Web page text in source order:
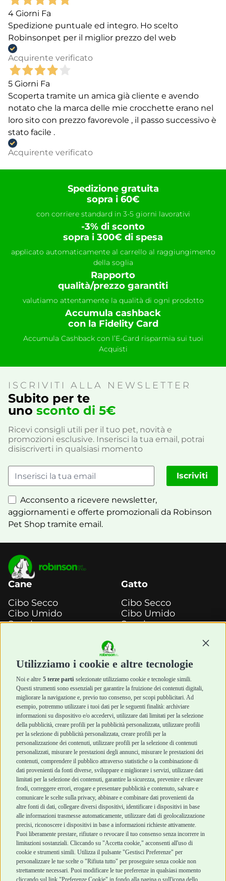
Utilizziamo i cookie e altre tecnologie
Noi e altre 5 terze parti selezionate utilizziamo cookie e tecnologie simili.
Questi strumenti sono essenziali per garantire la fruizione dei contenuti digitali,
migliorare la navigazione e, previo tuo consenso, per scopi pubblicitari. Ad
esempio, potremmo utilizzare i tuoi dati per le seguenti finalità: archiviare
informazioni su dispositivo e/o accedervi, utilizzare dati limitati per la selezione
della pubblicità, creare profili per la pubblicità personalizzata, utilizzare profili
per la selezione di pubblicità personalizzata, creare profili per la
personalizzazione dei contenuti, utilizzare profili per la selezione di contenuti
personalizzati, misurare le prestazioni degli annunci, misurare le prestazioni dei
contenuti, comprendere il pubblico attraverso statistiche o la combinazione di
dati provenienti da fonti diverse, sviluppare e migliorare i servizi, utilizzare dati
limitati per la selezione dei contenuti, garantire la sicurezza, prevenire e rilevare
frodi, correggere errori, erogare e presentare pubblicità e contenuto, salvare e
comunicare le scelte sulla privacy, abbinare e combinare dati provenienti da
altre fonti di dati, collegare diversi dispositivi, identificare i dispositivi in base
alle informazioni trasmesse automaticamente, utilizzare dati di geolocalizzazione
precisi, riconoscere i dispositivi in base a informazioni richieste attivamente.
Puoi liberamente prestare, rifiutare o revocare il tuo consenso senza incorrere in
limitazioni sostanziali. Cliccando su "Accetta cookie," acconsenti all'uso di
cookie e strumenti simili. Utilizza il pulsante "Gestisci Preferenze" per
personalizzare le tue scelte o "Rifiuta tutto" per proseguire senza cookie non
strettamente necessari. Puoi modificare le tue preferenze in qualsiasi momento
cliccando sul link "Preferenze Cookie" in fondo alla pagina o sull'icona dello
4 Giorni Fa
Spedizione puntuale ed integro. Ho scelto
Robinsonpet per il miglior prezzo del web
Acquirente verificato
5 Giorni Fa
Scoperta tramite un amica già cliente e avendo
notato che la marca delle mie crocchette erano nel
loro sito con prezzo favorevole , il passo successivo è
stato facile .
Acquirente verificato
Spedizione gratuita
sopra i 60€
con corriere standard in 3-5 giorni lavorativi
-3% di sconto
sopra i 300€ di spesa
applicato automaticamente al carrello al raggiungimento
della soglia
Rapporto
qualità/prezzo garantiti
valutiamo attentamente la qualità di ogni prodotto
Accumula cashback
con la Fidelity Card
Accumula Cashback con l’E-Card risparmia sui tuoi
Acquisti
ISCRIVITI ALLA NEWSLETTER
Subito per te
uno sconto di 5€
Ricevi consigli utili per il tuo pet, novità e
promozioni esclusive. Inserisci la tua email, potrai
disiscriverti in qualsiasi momento
Acconsento a ricevere newsletter,
aggiornamenti e offerte promozionali da Robinson
Pet Shop tramite email.
Iscriviti
Cane
Cibo Secco
Cibo Umido
Snack e
Igiene e Pulizia
Accessori
Cani Mini
Top Quality
Gatto
Cibo Secco
Cibo Umido
Snack e
Igiene e Pulizia
Accessori
Top Quality
Robinson Pet Shop
Chi siamo
Punti vendita
Marchi
Blog
Assistenza Robinson
Pet Shop
Offerte
Promozioni
Recensioni Feedaty
Acquisti sicuri
Termini e condizioni
di vendita
Cashback
Metodi di
pagamento
Recesso e Reso
Spedizioni
Robinson Pet Shop S.r.l.